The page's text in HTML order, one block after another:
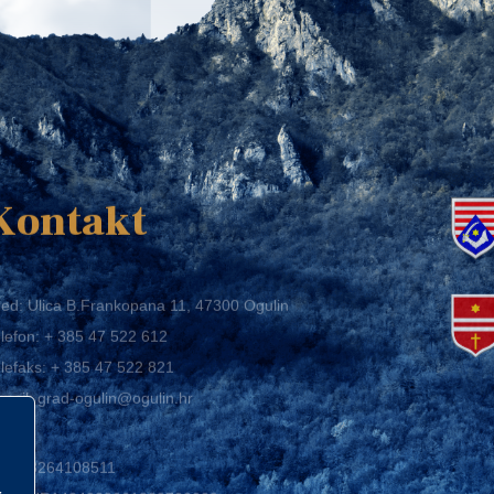
Ulica B.Frankopana 11, 47300 Ogulin
+ 385 47 522 612
+ 385 47 522 821
grad-ogulin@ogulin.hr
58264108511
HR1424020061829700009